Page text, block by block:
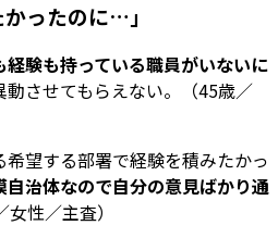
かったのに…」
経験も持っている職員がいないに
動させてもらえない。（45歳／
希望する部署で経験を積みたかっ
自治体なので自分の意見ばかり通
性／主査）